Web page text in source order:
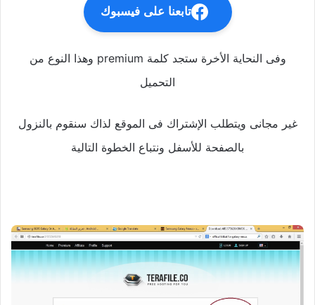
تابعنا على فيسبوك
وفى النحاية الأخرة ستجد كلمة premium وهذا النوع من
التحميل
غير مجانى ويتطلب الإشتراك فى الموقع لذاك سنقوم بالنزول
بالصفحة للأسفل ونتباع الخطوة التالية